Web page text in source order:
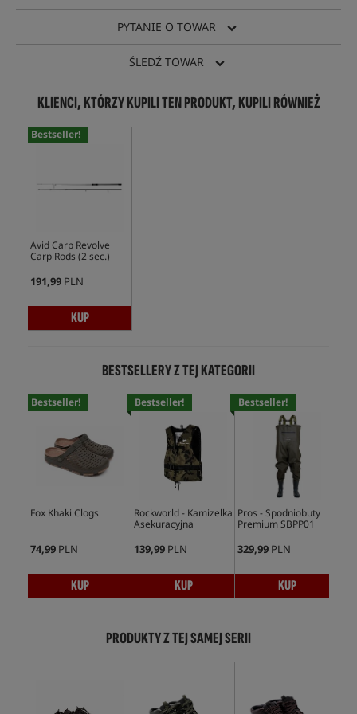
PYTANIE O TOWAR
ŚLEDŹ TOWAR
KLIENCI, KTÓRZY KUPILI TEN PRODUKT, KUPILI RÓWNIEŻ
Bestseller!
Avid Carp Revolve
Carp Rods (2 sec.)
191,99 PLN
KUP
BESTSELLERY Z TEJ KATEGORII
Bestseller!
Fox Khaki Clogs
74,99 PLN
KUP
Bestseller!
Rockworld - Kamizelka
Asekuracyjna
139,99 PLN
KUP
Bestseller!
Pros - Spodniobuty
Premium SBPP01
329,99 PLN
KUP
PRODUKTY Z TEJ SAMEJ SERII